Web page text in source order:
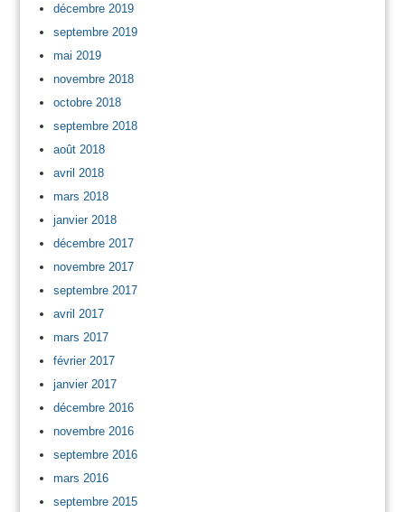
décembre 2019
septembre 2019
mai 2019
novembre 2018
octobre 2018
septembre 2018
août 2018
avril 2018
mars 2018
janvier 2018
décembre 2017
novembre 2017
septembre 2017
avril 2017
mars 2017
février 2017
janvier 2017
décembre 2016
novembre 2016
septembre 2016
mars 2016
septembre 2015